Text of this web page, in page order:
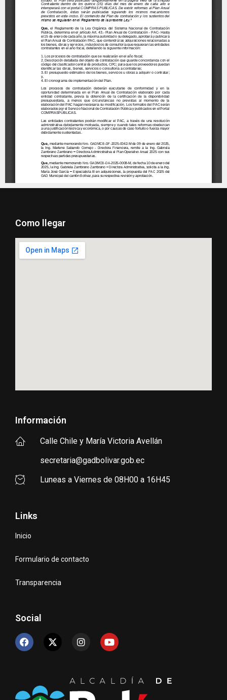
Como llegar
Información
Calle Chile y María Victoria Avellán
secretaria@gadbolivar.gob.ec
Luneas a Viernes de 08H00 a 16H45
Links
Inicio
Formulario de contacto
Transparencia
Social